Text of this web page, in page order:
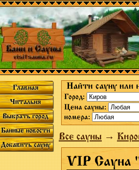
Главная
Читальня
Выбрать город
Банные новости
Добавить сауну
Найти сауну или
Город:
Цена сауны:
номера:
Все сауны→
VIP